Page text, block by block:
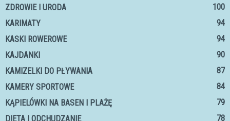
ZDROWIE I URODA
100
KARIMATY
94
KASKI ROWEROWE
94
KAJDANKI
90
KAMIZELKI DO PŁYWANIA
87
KAMERY SPORTOWE
84
KĄPIELÓWKI NA BASEN I PLAŻĘ
79
DIETA I ODCHUDZANIE
78